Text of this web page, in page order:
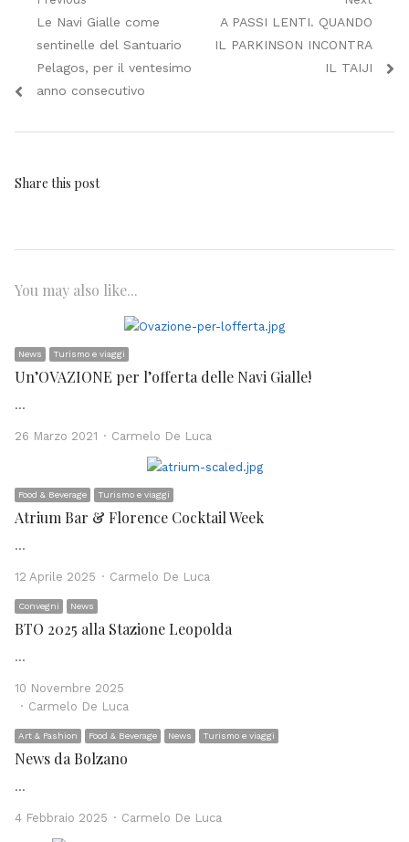
articoli
Previous
post:
Le Navi Gialle come
sentinelle del Santuario
Pelagos, per il ventesimo
anno consecutivo
Next
post:
A PASSI LENTI. QUANDO
IL PARKINSON INCONTRA
IL TAIJI
Share this post
You may also like...
News Turismo e viaggi
Un’OVAZIONE per l’offerta delle Navi Gialle!
…
26 Marzo 2021 Author
Carmelo De Luca
Food & Beverage Turismo e viaggi
Atrium Bar & Florence Cocktail Week
…
12 Aprile 2025 Author
Carmelo De Luca
Convegni News
BTO 2025 alla Stazione Leopolda
…
10 Novembre 2025
Author
Carmelo De Luca
Art & Fashion Food & Beverage News Turismo e viaggi
News da Bolzano
…
4 Febbraio 2025 Author
Carmelo De Luca